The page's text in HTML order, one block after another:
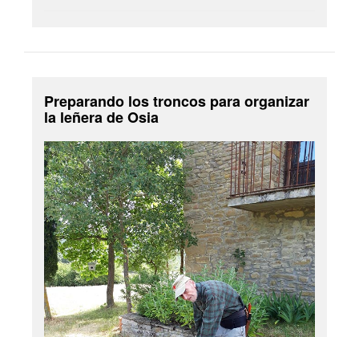
Preparando los troncos para organizar
la leñera de Osia